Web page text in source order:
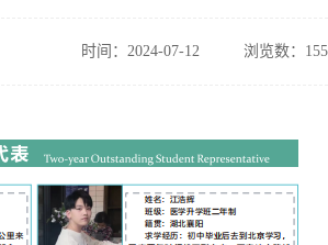
时间：2024-07-12 浏览数：